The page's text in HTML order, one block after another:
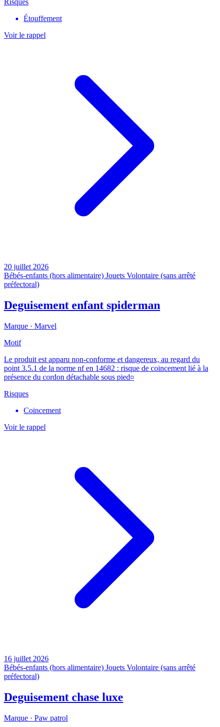
Risques
Étouffement
Voir le rappel
20 juillet 2026
Bébés-enfants (hors alimentaire) Jouets Volontaire (sans arrêté
préfectoral)
Deguisement enfant spiderman
Marque · Marvel
Motif
Le produit est apparu non-conforme et dangereux, au regard du
point 3.5.1 de la norme nf en 14682 : risque de coincement lié à la
présence du cordon détachable sous pied¤
Risques
Coincement
Voir le rappel
16 juillet 2026
Bébés-enfants (hors alimentaire) Jouets Volontaire (sans arrêté
préfectoral)
Deguisement chase luxe
Marque · Paw patrol